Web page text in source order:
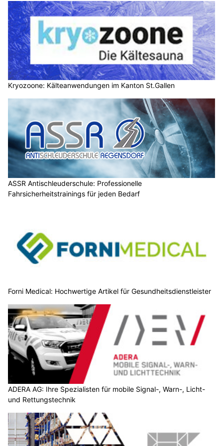
Kryozoone: Kälteanwendungen im Kanton St.Gallen
ASSR Antischleuderschule: Professionelle
Fahrsicherheitstrainings für jeden Bedarf
Forni Medical: Hochwertige Artikel für Gesundheitsdienstleister
ADERA AG: Ihre Spezialisten für mobile Signal-, Warn-, Licht-
und Rettungstechnik